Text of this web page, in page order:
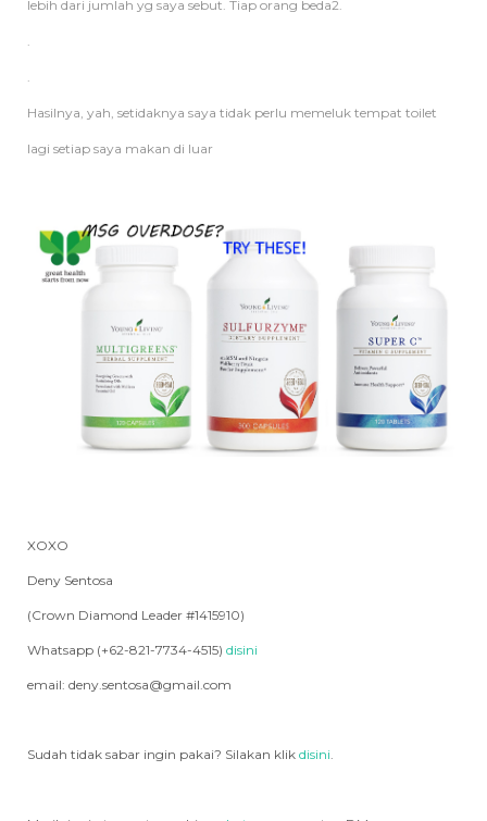
lebih dari jumlah yg saya sebut. Tiap orang beda2.
Hasilnya, yah, setidaknya saya tidak perlu memeluk tempat toilet
lagi setiap saya makan di luar
XOXO
Deny Sentosa
(Crown Diamond Leader #1415910)
Whatsapp (+62-821-7734-4515) disini
email: deny.sentosa@gmail.com
Sudah tidak sabar ingin pakai? Silakan klik disini.